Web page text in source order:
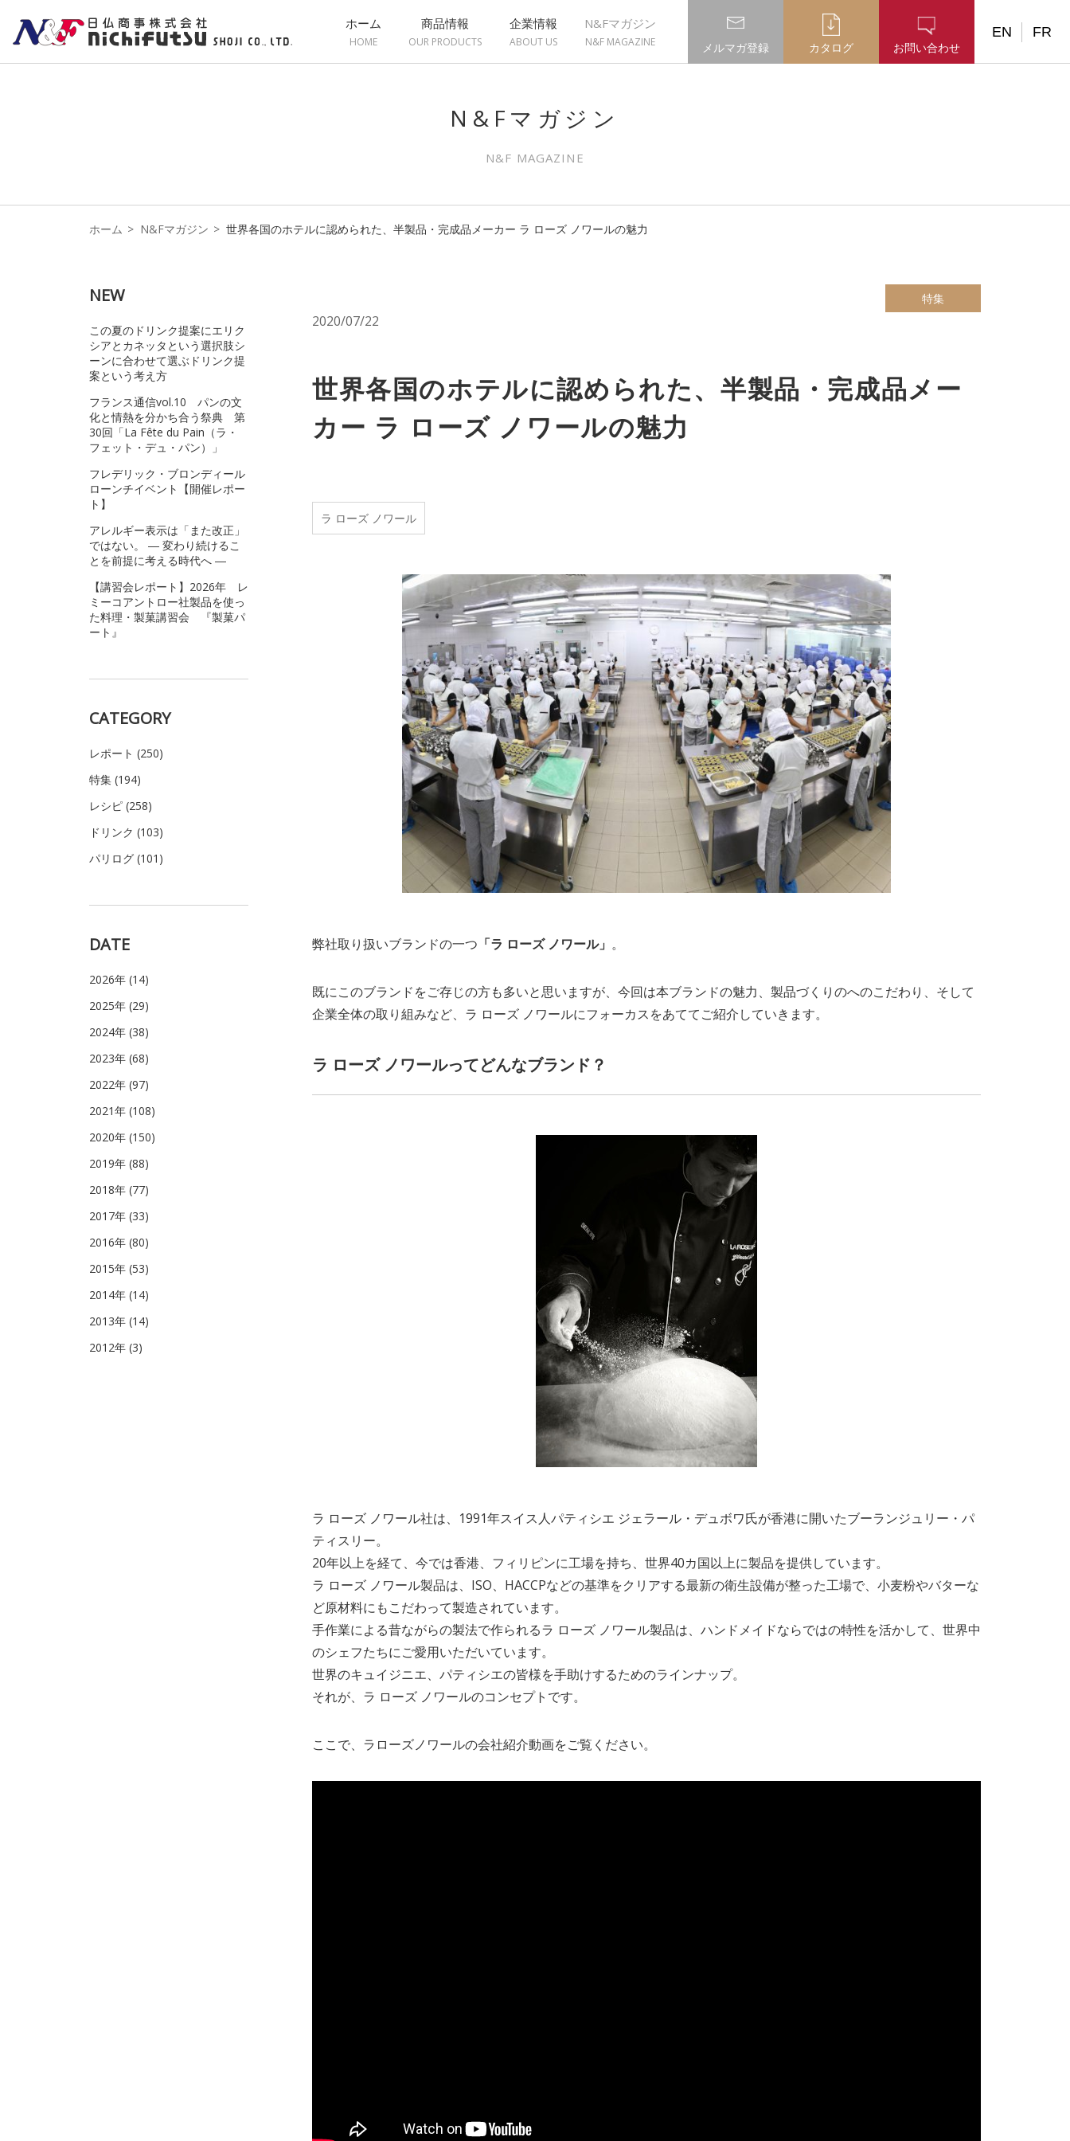
ホーム
HOME
商品情報
OUR PRODUCTS
企業情報
ABOUT US
N&Fマガジン
N&F MAGAZINE メルマガ登録 カタログ お問い合わせ
EN FR
N&Fマガジン
N&F MAGAZINE
ホーム N&Fマガジン 世界各国のホテルに認められた、半製品・完成品メーカー ラ ローズ ノワールの魅力
特集
2020/07/22
世界各国のホテルに認められた、半製品・完成品メー
カー ラ ローズ ノワールの魅力
ラ ローズ ノワール
弊社取り扱いブランドの一つ 「ラ ローズ ノワール」 。
既にこのブランドをご存じの方も多いと思いますが、今回は本ブランドの魅力、製品づくりのへのこだわり、そして
企業全体の取り組みなど、ラ ローズ ノワールにフォーカスをあててご紹介していきます。
ラ ローズ ノワールってどんなブランド？
ラ ローズ ノワール社は、1991年スイス人パティシエ ジェラール・デュボワ氏が香港に開いたブーランジュリー・パ
ティスリー。
20年以上を経て、今では香港、フィリピンに工場を持ち、世界40カ国以上に製品を提供しています。
ラ ローズ ノワール製品は、ISO、HACCPなどの基準をクリアする最新の衛生設備が整った工場で、小麦粉やバターな
ど原材料にもこだわって製造されています。
手作業による昔ながらの製法で作られるラ ローズ ノワール製品は、ハンドメイドならではの特性を活かして、世界中
のシェフたちにご愛用いただいています。
世界のキュイジニエ、パティシエの皆様を手助けするためのラインナップ。
それが、ラ ローズ ノワールのコンセプトです。
ここで、ラローズノワールの会社紹介動画をご覧ください。
NEW
この夏のドリンク提案にエリク
シアとカネッタという選択肢シ
ーンに合わせて選ぶドリンク提
案という考え方
フランス通信vol.10 パンの文
化と情熱を分かち合う祭典 第
30回「La Fête du Pain（ラ・
フェット・デュ・パン）」
フレデリック・ブロンディール
ローンチイベント【開催レポー
ト】
アレルギー表示は「また改正」
ではない。 ― 変わり続けるこ
とを前提に考える時代へ ―
【講習会レポート】2026年 レ
ミーコアントロー社製品を使っ
た料理・製菓講習会 『製菓パ
ート』
CATEGORY
レポート (250)
特集 (194)
レシピ (258)
ドリンク (103)
パリログ (101)
DATE
2026年 (14)
2025年 (29)
2024年 (38)
2023年 (68)
2022年 (97)
2021年 (108)
2020年 (150)
2019年 (88)
2018年 (77)
2017年 (33)
2016年 (80)
2015年 (53)
2014年 (14)
2013年 (14)
2012年 (3)